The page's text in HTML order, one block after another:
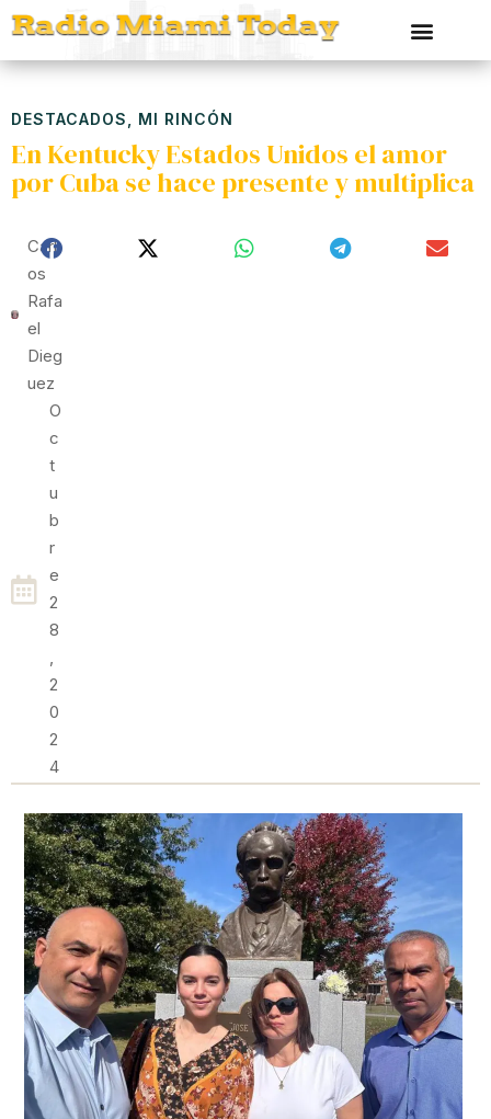
DESTACADOS MI RINCÓN
En Kentucky Estados Unidos el amor
por Cuba se hace presente y multiplica
Carl
Os
Rafa
El
Dieg
Uez
O
C
T
U
B
R
E
2
8
,
2
0
2
4